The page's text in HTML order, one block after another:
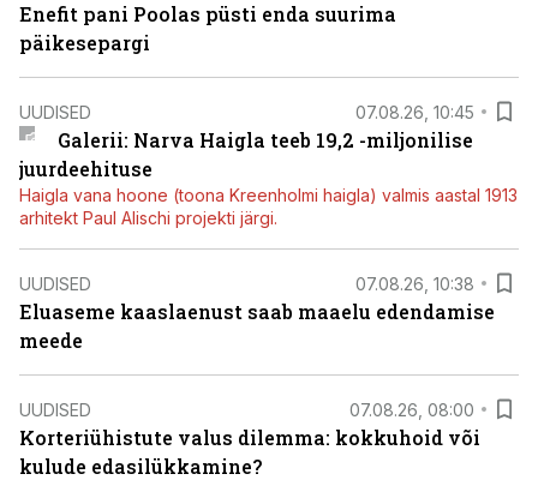
Enefit pani Poolas püsti enda suurima
päikesepargi
UUDISED 07.08.26, 10:45
Galerii: Narva Haigla teeb 19,2 -miljonilise
juurdeehituse
Haigla vana hoone (toona Kreenholmi haigla) valmis aastal 1913
arhitekt Paul Alischi projekti järgi.
UUDISED 07.08.26, 10:38
Eluaseme kaaslaenust saab maaelu edendamise
meede
UUDISED 07.08.26, 08:00
Korteriühistute valus dilemma: kokkuhoid või
kulude edasilükkamine?